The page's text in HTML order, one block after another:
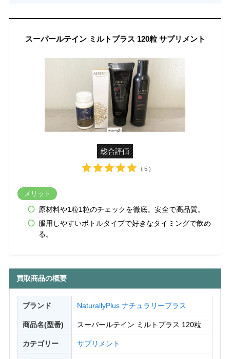
スーパールテイン ミルトプラス 120粒 サプリメント
総合評価
( 5 )
メリット
原材料や1粒1粒のチェックを徹底。安全で高品質。
服用しやすいボトルタイプで好きなタイミングで飲め
る。
買取商品の概要
ブランド NaturallyPlus ナチュラリープラス
商品名(型番) スーパールテイン ミルトプラス 120粒
カテゴリー サプリメント